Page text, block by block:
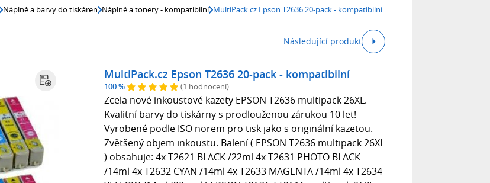
Náplně a barvy do tiskáren Náplně a tonery - kompatibilní MultiPack.cz Epson T2636 20-pack - kompatibilní
Následující produkt
MultiPack.cz Epson T2636 20-pack - kompatibilní
100 % (1 hodnocení)
Zcela nové inkoustové kazety EPSON T2636 multipack 26XL.
Kvalitní barvy do tiskárny s prodlouženou zárukou 10 let!
Vyrobené podle ISO norem pro tisk jako s originální kazetou.
Zvětšený objem inkoustu. Balení ( EPSON T2636 multipack 26XL
) obsahuje: 4x T2621 BLACK /22ml 4x T2631 PHOTO BLACK
/14ml 4x T2632 CYAN /14ml 4x T2633 MAGENTA /14ml 4x T2634